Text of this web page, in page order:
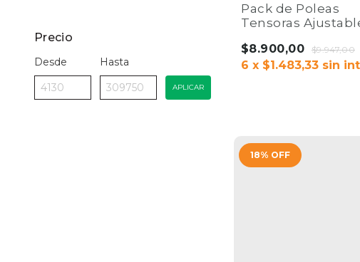
Precio
Desde Hasta
APLICAR
Pack de Poleas
Tensoras
Green Pro
$8.900,00 $9.947,00
6 x $1.483,33 sin
18% OFF